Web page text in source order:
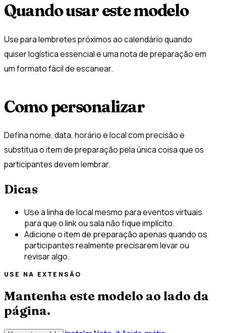
Quando usar este modelo
Use para lembretes próximos ao calendário quando
quiser logística essencial e uma nota de preparação em
um formato fácil de escanear.
Como personalizar
Defina nome, data, horário e local com precisão e
substitua o item de preparação pela única coisa que os
participantes devem lembrar.
Dicas
Use a linha de local mesmo para eventos virtuais
para que o link ou sala não fique implícito.
Adicione o item de preparação apenas quando os
participantes realmente precisarem levar ou
revisar algo.
USE NA EXTENSÃO
Mantenha este modelo ao lado da
página.